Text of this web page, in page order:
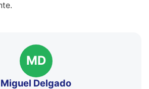
MD
Miguel Delgado